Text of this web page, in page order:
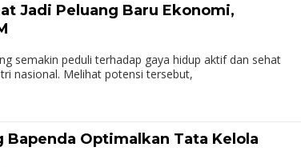
Jadi Peluang Baru Ekonomi,
semakin peduli terhadap gaya hidup aktif dan sehat
nasional. Melihat potensi tersebut,
Bapenda Optimalkan Tata Kelola